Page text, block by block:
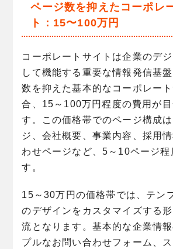
ページ数を抑えたコーポレ
ト：15〜100万円
コーポレートサイトは企業のデ
して機能する重要な情報発信基
数を抑えた基本的なコーポレー
合、15～100万円程度の費用が目
す。この価格帯でのページ構成
ジ、会社概要、事業内容、採用
わせページなど、5～10ページ程
す。
15～30万円の価格帯では、テン
のデザインをカスタマイズする
流となります。基本的な企業情
プルなお問い合わせフォーム、